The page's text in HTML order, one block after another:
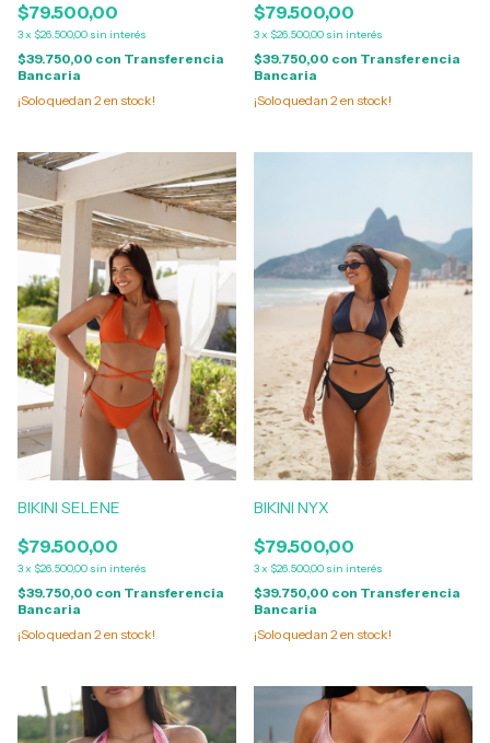
$79.500,00
3x $26.500,00 sin interés
$39.750,00 con Transferencia
Bancaria
¡Solo quedan 2en stock!
$79.500,00
3x $26.500,00 sin interés
$39.750,00 con Transferencia
Bancaria
¡Solo quedan 2en stock!
BIKINI SELENE
$79.500,00
3x $26.500,00 sin interés
$39.750,00 con Transferencia
Bancaria
¡Solo quedan 2en stock!
BIKINI NYX
$79.500,00
3x $26.500,00 sin interés
$39.750,00 con Transferencia
Bancaria
¡Solo quedan 2en stock!